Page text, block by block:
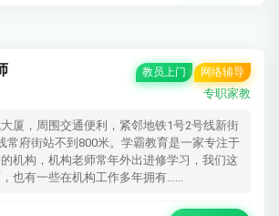
教员上门 网络辅导
专职家教
厦，周围交通便利，紧邻地铁1号2号线新街
常府街站不到800米。学霸教育是一家专注于
机构，机构老师常年外出进修学习，我们这
也有一些在机构工作多年拥有......